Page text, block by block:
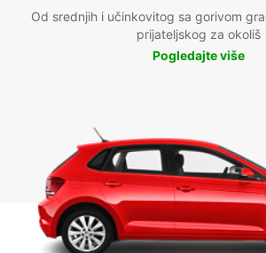
Od srednjih i učinkovitog sa gorivom
prijateljskog za okoliš
Pogledajte više